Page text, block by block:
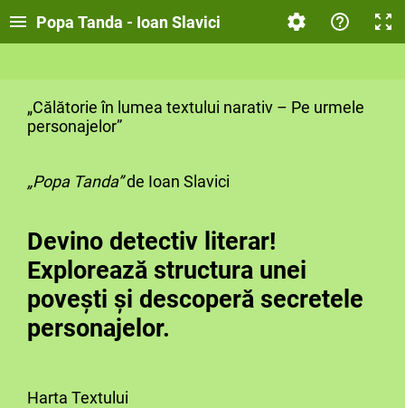
Popa Tanda - Ioan Slavici
„Călătorie în lumea textului narativ – Pe urmele
personajelor”
„Popa Tanda”de Ioan Slavici
Devino detectiv literar!
Explorează structura unei
povești și descoperă secretele
personajelor.
Harta Textului